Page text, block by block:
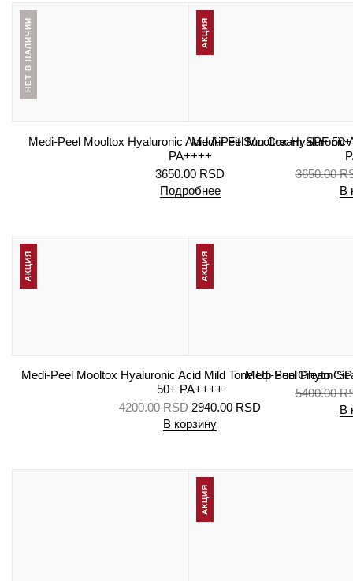
НЕТ В НАЛИЧИИ
Medi-Peel Mooltox Hyaluronic Acid Air Fit Sun Cream SPF 50+
PA++++
3650.00 RSD
Подробнее
АКЦИЯ
Medi-Peel Mooltox Hyaluronic
3650.00
В
АКЦИЯ
Medi-Peel Mooltox Hyaluronic Acid Mild Tone Up Sun Cream
50+ PA++++
4200.00RSD 2940.00 RSD
В корзину
АКЦИЯ
Medi-Peel Phyto
5400.00
В
АКЦИЯ